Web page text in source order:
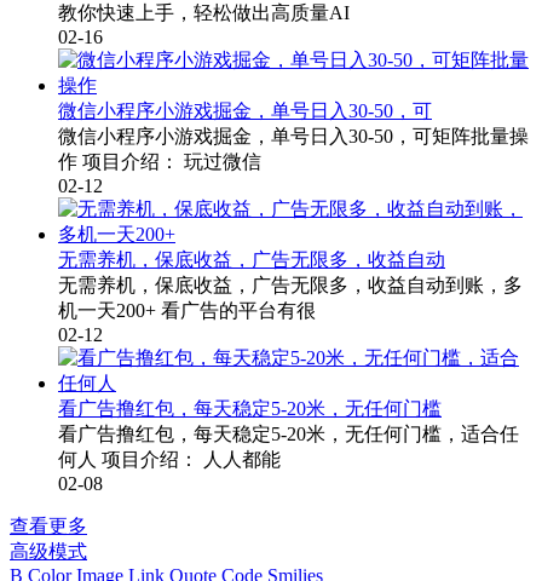
教你快速上手，轻松做出高质量AI
02-16
微信小程序小游戏掘金，单号日入30-50，可
微信小程序小游戏掘金，单号日入30-50，可矩阵批量操
作 项目介绍： 玩过微信
02-12
无需养机，保底收益，广告无限多，收益自动
无需养机，保底收益，广告无限多，收益自动到账，多
机一天200+ 看广告的平台有很
02-12
看广告撸红包，每天稳定5-20米，无任何门槛
看广告撸红包，每天稳定5-20米，无任何门槛，适合任
何人 项目介绍： 人人都能
02-08
查看更多
高级模式
B Color Image Link Quote Code Smilies